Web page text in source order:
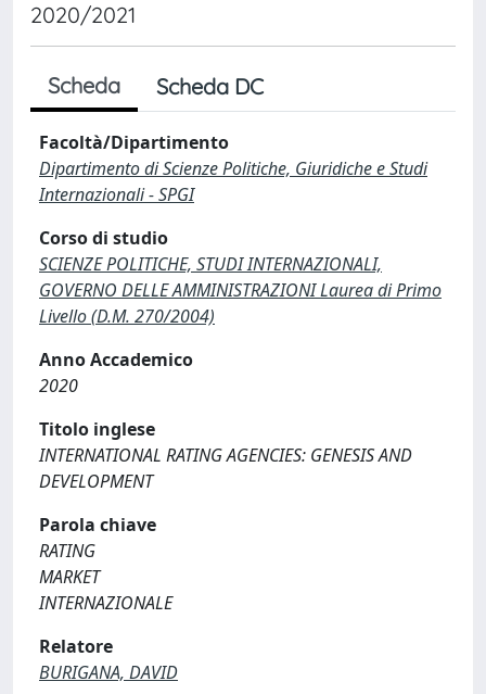
2020/2021
Scheda Scheda DC
Facoltà/Dipartimento
Dipartimento di Scienze Politiche, Giuridiche e Studi
Internazionali - SPGI
Corso di studio
SCIENZE POLITICHE, STUDI INTERNAZIONALI,
GOVERNO DELLE AMMINISTRAZIONI Laurea di Primo
Livello (D.M. 270/2004)
Anno Accademico
2020
Titolo inglese
INTERNATIONAL RATING AGENCIES: GENESIS AND
DEVELOPMENT
Parola chiave
RATING
MARKET
INTERNAZIONALE
Relatore
BURIGANA, DAVID